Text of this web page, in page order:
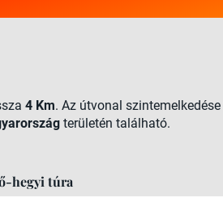
4 Km. Az útvonal szintemelkedése
területén található.
hegyi túra